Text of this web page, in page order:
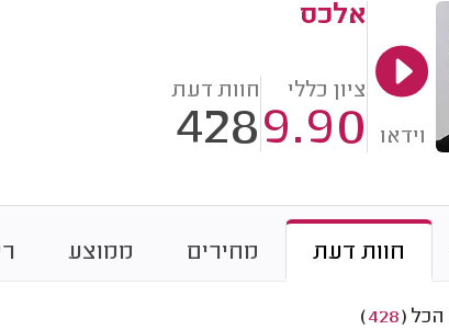
וידאו
אלכס
ציון כללי
9.90
חוות דעת
428
חוות דעת מחירים ממוצע
הכל (
428
)